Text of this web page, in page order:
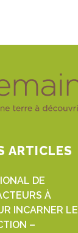
ARTICLES
DE
À
INCARNER LE
–